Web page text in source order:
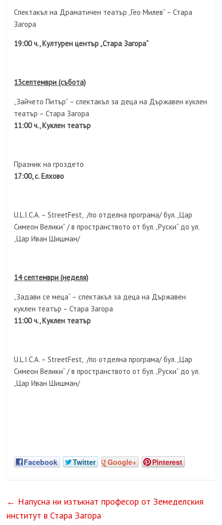
Спектакъл на Драматичен театър „Гео Милев“ – Стара
Загора
19:00 ч., Културен център „Стара Загора“
13септември (събота)
„Зайчето Питър“ – спектакъл за деца на Държавен куклен
театър – Стара Загора
11:00 ч., Куклен театър
Празник на гроздето
17:00, с. Елхово
U.L.I.C.A. – StreetFest, /по отделна програма/ бул. „Цар
Симеон Велики“ / в пространството от бул. „Руски“ до ул.
„Цар Иван Шишман/
14 септември (неделя)
„Задави се меца“ – спектакъл за деца на Държавен
куклен театър – Стара Загора
11:00 ч., Куклен театър
U.L.I.C.A. – StreetFest, /по отделна програма/ бул. „Цар
Симеон Велики“ / в пространството от бул. „Руски“ до ул.
„Цар Иван Шишман/
Facebook Twitter Google+ Pinterest
← Напусна ни изтъкнат професор от Земеделския
институт в Стара Загора